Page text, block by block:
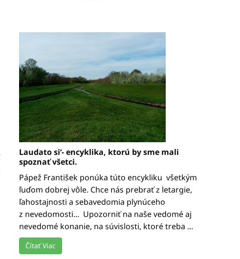
Laudato si‘- encyklika, ktorú by sme mali
spoznať všetci.
Pápež František ponúka túto encykliku všetkým
ľuďom dobrej vôle. Chce nás prebrať z letargie,
ľahostajnosti a sebavedomia plynúceho
z nevedomosti... Upozorniť na naše vedomé aj
nevedomé konanie, na súvislosti, ktoré treba ...
Čítať Viac